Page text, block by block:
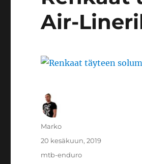
Air-
Kirjoittaja
Marko
Julkaistu
20 kesäkuun, 2019
Kategoriat
mtb-enduro